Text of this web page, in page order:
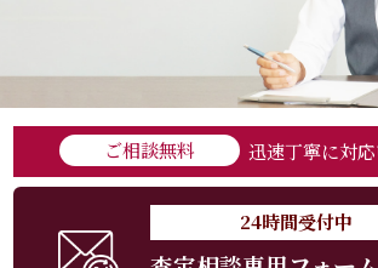
ご相談無料 迅速丁寧に対応
24時間受付中